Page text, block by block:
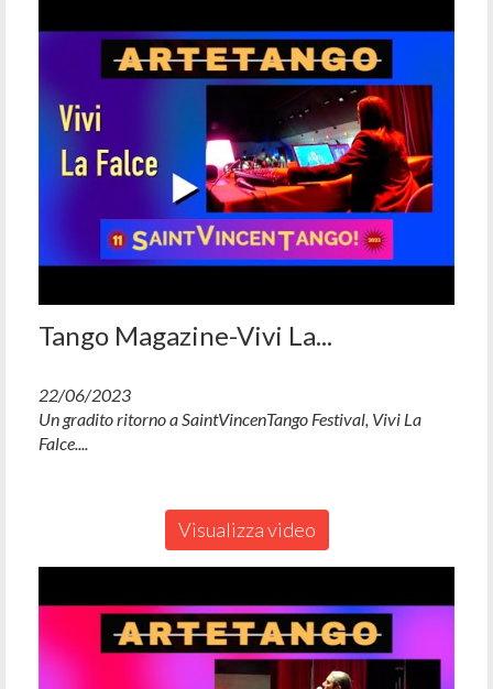
Tango Magazine-Vivi La...
22/06/2023
Un gradito ritorno a SaintVincenTango Festival, Vivi La
Falce....
Visualizza video